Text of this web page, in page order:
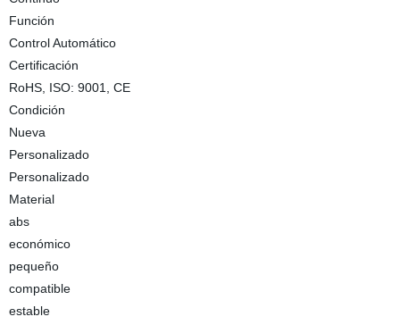
Función
Control Automático
Certificación
RoHS, ISO: 9001, CE
Condición
Nueva
Personalizado
Personalizado
Material
abs
económico
pequeño
compatible
estable